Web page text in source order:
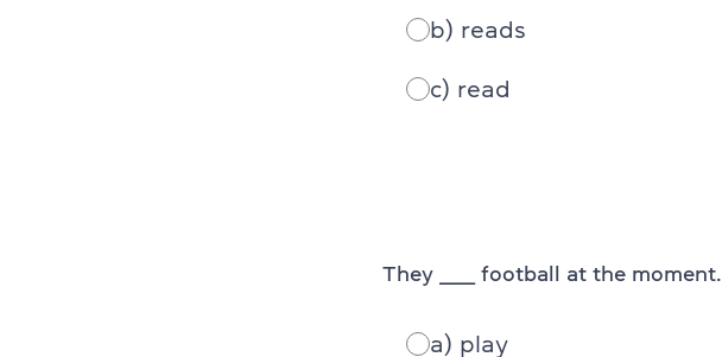
b) reads
c) read
They ______ football at the moment.
a) play